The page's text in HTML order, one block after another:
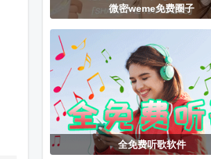
放器免费版
官方版
哔咔官方下载
picACG哔咔漫
画下载
天
绘制卡通2高 HXAudio Pro 欢喜
微密weme免费圈子
全免费听歌软件